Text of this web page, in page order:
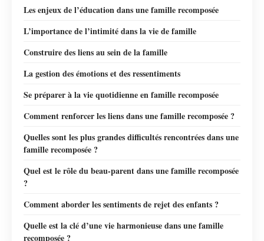
Les enjeux de l’éducation dans une famille recomposée
L’importance de l’intimité dans la vie de famille
Construire des liens au sein de la famille
La gestion des émotions et des ressentiments
Se préparer à la vie quotidienne en famille recomposée
Comment renforcer les liens dans une famille recomposée ?
Quelles sont les plus grandes difficultés rencontrées dans une
famille recomposée ?
Quel est le rôle du beau-parent dans une famille recomposée
?
Comment aborder les sentiments de rejet des enfants ?
Quelle est la clé d’une vie harmonieuse dans une famille
recomposée ?